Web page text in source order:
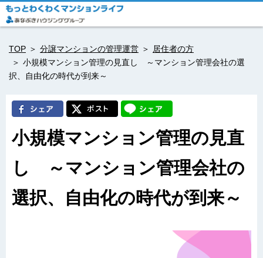
TOP 分譲マンションの管理運営
居住者の方
小規模マンション管理の見直し ～マンション管理会社の選
択、自由化の時代が到来～
小規模マンション管理の見直
し ～マンション管理会社の
選択、自由化の時代が到来～